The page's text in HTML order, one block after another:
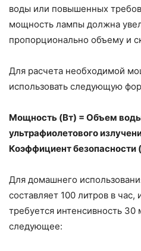
воды или повышенных
мощность лампы должна
пропорционально объему и
Для расчета необходимой
использовать следующую
Мощность (Вт) = Объем
ультрафиолетового
Коэффициент безопасности
Для домашнего
составляет 100 литров в
требуется интенсивность
следующее: